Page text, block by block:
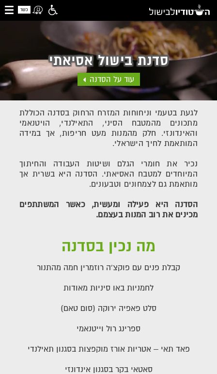
כשר
סדנת בישול אסיאתי
עוד על הסדנה
לגעת בטעמי וניחוחות המזרח הרחוק בסדנה הכוללת
מתכונים מהמטבח הסיני, התאילנדי, הויטנאמי
והאינדונזי. חלק מהמנות מעט חריפות, אך במידה
המותאמת לחיך הישראלי.
נכיר את חומרי הגלם ושיטות העבודה והחיתוך
המיוחדים למטבח האסיאתי. הסדנה היא בשרית אך
מותאמת גם לצמחונים וטבעונים.
הסדנה היא פעילה ומעשית, כאשר המשתתפים
מכינים את רוב המנות בעצמם.
מה נכין בסדנה
קבלת פנים עם פוקצ'ה רוזמרין חמה מהתנור
לחמניות באו סיניות מאודות
סלט פאפיה ירוקה (סום טאם)
ספרינג רול וייטנאמי
פאד תאי – אטריות אורז מוקפצות בסגנון תאילנדי
סאטאי בקר בסגנון אינדונזי